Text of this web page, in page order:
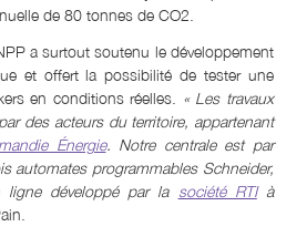
de 80 tonnes de CO2.
a surtout soutenu le développement
et offert la possibilité de tester une
en conditions réelles. « Les travaux
des acteurs du territoire, appartenant
Énergie. Notre centrale est par
automates programmables Schneider,
ligne développé par la société RTIà